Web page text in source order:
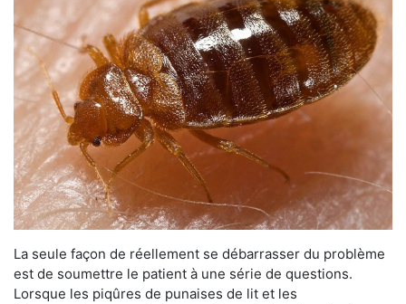
La seule façon de réellement se débarrasser du problème
est de soumettre le patient à une série de questions.
Lorsque les piqûres de punaises de lit et les